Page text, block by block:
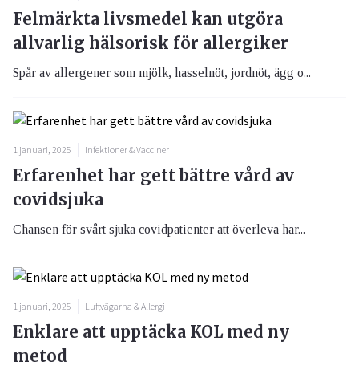
Felmärkta livsmedel kan utgöra
allvarlig hälsorisk för allergiker
Spår av allergener som mjölk, hasselnöt, jordnöt, ägg o...
1 januari, 2025 Infektioner & Vacciner
Erfarenhet har gett bättre vård av
covidsjuka
Chansen för svårt sjuka covidpatienter att överleva har...
1 januari, 2025 Luftvägarna & Allergi
Enklare att upptäcka KOL med ny
metod